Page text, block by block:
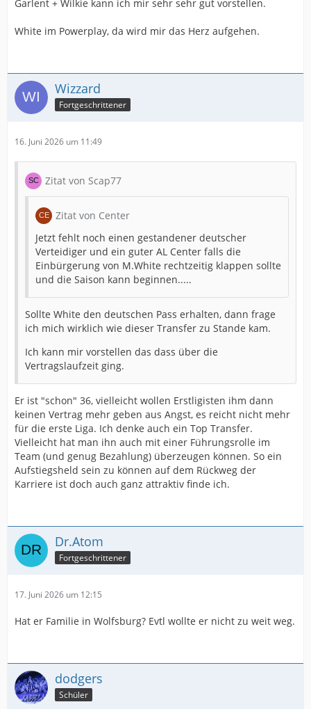
Garlent + Wilkie kann ich mir sehr sehr gut vorstellen.
White im Powerplay, da wird mir das Herz aufgehen.
Wizzard
Fortgeschrittener
16. Juni 2026 um 11:49
Zitat von Scap77
Zitat von Center
Jetzt fehlt noch einen gestandener deutscher
Verteidiger und ein guter AL Center falls die
Einbürgerung von M.White rechtzeitig klappen sollte
und die Saison kann beginnen.....
Sollte White den deutschen Pass erhalten, dann frage
ich mich wirklich wie dieser Transfer zu Stande kam.
Ich kann mir vorstellen das dass über die
Vertragslaufzeit ging.
Er ist "schon" 36, vielleicht wollen Erstligisten ihm dann
keinen Vertrag mehr geben aus Angst, es reicht nicht mehr
für die erste Liga. Ich denke auch ein Top Transfer.
Vielleicht hat man ihn auch mit einer Führungsrolle im
Team (und genug Bezahlung) überzeugen können. So ein
Aufstiegsheld sein zu können auf dem Rückweg der
Karriere ist doch auch ganz attraktiv finde ich.
Dr.Atom
Fortgeschrittener
17. Juni 2026 um 12:15
Hat er Familie in Wolfsburg? Evtl wollte er nicht zu weit weg.
dodgers
Schüler